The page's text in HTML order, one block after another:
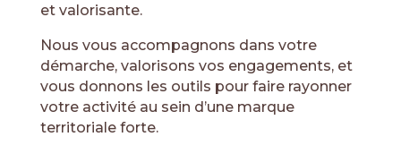
et valorisante.
Nous vous accompagnons dans votre
démarche, valorisons vos engagements, et
vous donnons les outils pour faire rayonner
votre activité au sein d’une marque
territoriale forte.